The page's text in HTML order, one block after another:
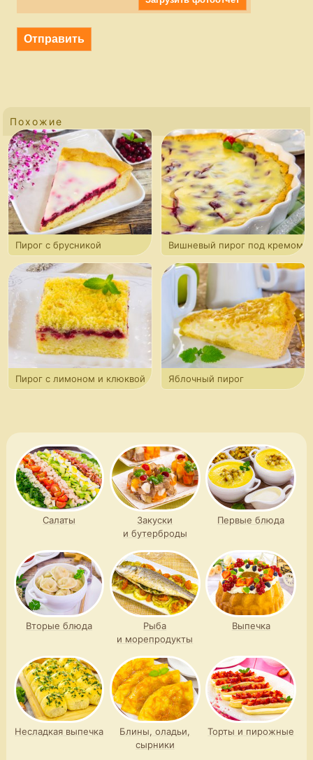
Похожие
Пирог с брусникой
Вишневый пирог под кремом
патисьер
Пирог с лимоном и клюквой
Яблочный пирог
Салаты
Закуски
и бутерброды
Первые блюда
Вторые блюда
Рыба
и морепродукты
Выпечка
Несладкая выпечка
Блины, оладьи,
сырники
Торты и пирожные